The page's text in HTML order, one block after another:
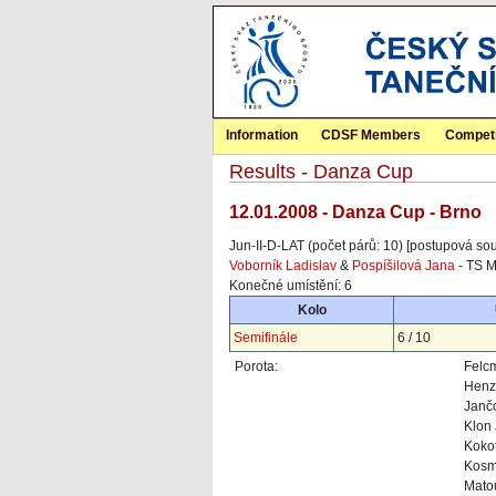
Information CDSF Members
Results - Danza Cup
12.01.2008 - Danza Cup - Brno
Jun-II-D-LAT (počet párů: 10) [postupová
Voborník Ladislav & Pospíšilová Jana - TS
Konečné umístění: 6
Kolo
Semifinále
6 / 10
Porota:
Klon